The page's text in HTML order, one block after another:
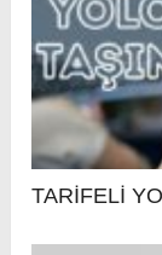
TARİFELİ